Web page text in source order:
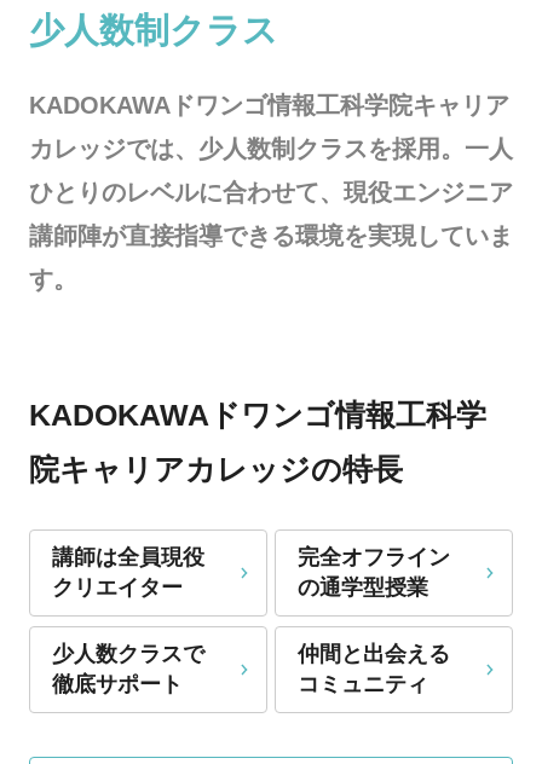
少人数制クラス
KADOKAWAドワンゴ情報工科学院キャリア
カレッジでは、少人数制クラスを採用。一人
ひとりのレベルに合わせて、現役エンジニア
講師陣が直接指導できる環境を実現していま
す。
KADOKAWAドワンゴ情報工科学
院キャリアカレッジの特長
講師は全員現役
クリエイター
完全オフライン
の通学型授業
少人数クラスで
徹底サポート
仲間と出会える
コミュニティ